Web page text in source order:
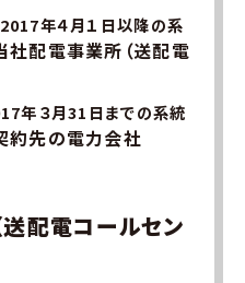
2017年４月１日以降の系
社配電事業所（送配電
年３月31日までの系統
約先の電力会社
配電コールセン